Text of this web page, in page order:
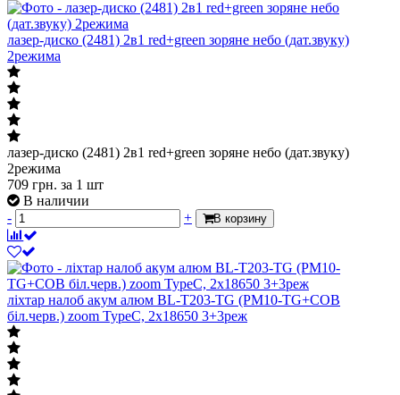
лазер-диско (2481) 2в1 red+green зоряне небо (дат.звуку)
2режима
лазер-диско (2481) 2в1 red+green зоряне небо (дат.звуку)
2режима
709 грн. за 1 шт
В наличии
-
+ В корзину
ліхтар налоб акум алюм BL-T203-TG (PM10-TG+СОВ
біл.черв.) zoom TypeC, 2х18650 3+3реж